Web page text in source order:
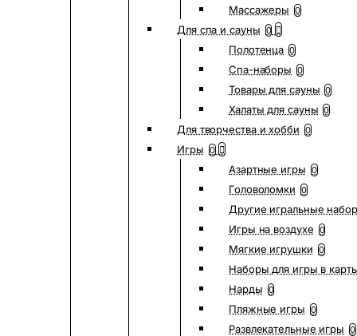
Массажеры 0
Для спа и сауны 0
Полотенца 0
Спа-наборы 0
Товары для сауны 0
Халаты для сауны 0
Для творчества и хобби 0
Игры 0
Азартные игры 0
Головоломки 0
Другие игральные
Игры на воздухе 0
Мягкие игрушки 0
Наборы для игры в
Нарды 0
Пляжные игры 0
Развлекательные игры 0